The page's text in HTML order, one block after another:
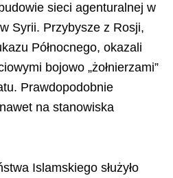
sieci agenturalnej w
Syrii. Przybysze z Rosji,
Północnego, okazali
bojowo „żołnierzami”
Prawdopodobnie
na stanowiska
Islamskiego służyło